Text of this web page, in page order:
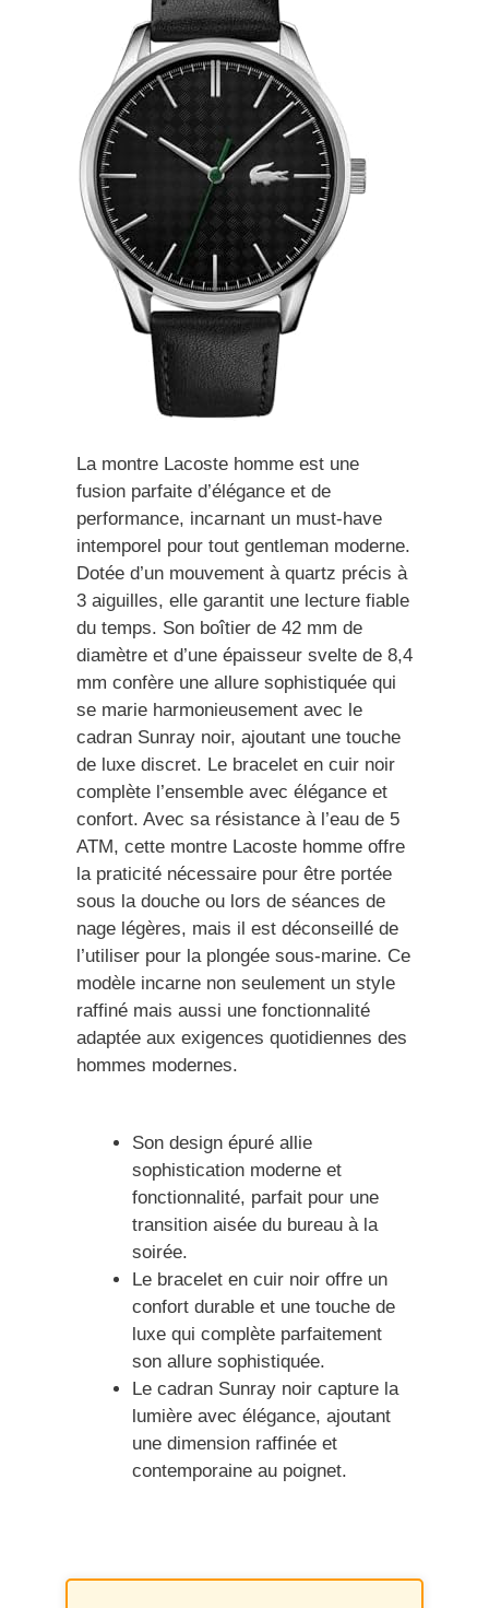
La montre Lacoste homme est une
fusion parfaite d’élégance et de
performance, incarnant un must-have
intemporel pour tout gentleman moderne.
Dotée d’un mouvement à quartz précis à
3 aiguilles, elle garantit une lecture fiable
du temps. Son boîtier de 42 mm de
diamètre et d’une épaisseur svelte de 8,4
mm confère une allure sophistiquée qui
se marie harmonieusement avec le
cadran Sunray noir, ajoutant une touche
de luxe discret. Le bracelet en cuir noir
complète l’ensemble avec élégance et
confort. Avec sa résistance à l’eau de 5
ATM, cette montre Lacoste homme offre
la praticité nécessaire pour être portée
sous la douche ou lors de séances de
nage légères, mais il est déconseillé de
l’utiliser pour la plongée sous-marine. Ce
modèle incarne non seulement un style
raffiné mais aussi une fonctionnalité
adaptée aux exigences quotidiennes des
hommes modernes.
Son design épuré allie
sophistication moderne et
fonctionnalité, parfait pour une
transition aisée du bureau à la
soirée.
Le bracelet en cuir noir offre un
confort durable et une touche de
luxe qui complète parfaitement
son allure sophistiquée.
Le cadran Sunray noir capture la
lumière avec élégance, ajoutant
une dimension raffinée et
contemporaine au poignet.